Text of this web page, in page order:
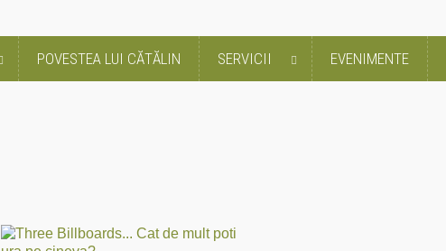
POVESTEA LUI CĂTĂLIN SERVICII EVENIMENTE